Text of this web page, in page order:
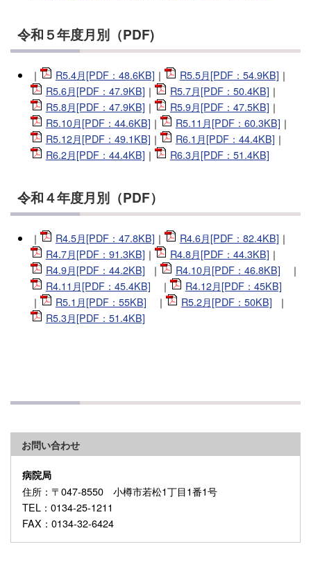
令和５年度月別（PDF)
｜ R5.4月[PDF：48.6KB] ｜ R5.5月[PDF：54.9KB] ｜
R5.6月[PDF：47.9KB] ｜ R5.7月[PDF：50.4KB] ｜
R5.8月[PDF：47.9KB] ｜ R5.9月[PDF：47.5KB] ｜
R5.10月[PDF：44.6KB] ｜ R5.11月[PDF：60.3KB] ｜
R5.12月[PDF：49.1KB] ｜ R6.1月[PDF：44.4KB] ｜
R6.2月[PDF：44.4KB] ｜ R6.3月[PDF：51.4KB]
令和４年度月別（PDF）
｜ R4.5月[PDF：47.8KB] ｜ R4.6月[PDF：82.4KB] ｜
R4.7月[PDF：91.3KB] ｜ R4.8月[PDF：44.3KB] ｜
R4.9月[PDF：44.2KB] ｜ R4.10月[PDF：46.8KB] ｜
R4.11月[PDF：45.4KB] ｜
R4.12月[PDF：45KB]
｜
R5.1月[PDF：55KB] ｜ R5.2月[PDF：50KB] ｜
R5.3月[PDF：51.4KB]
お問い合わせ
病院局
住所 ：〒047-8550 小樽市若松1丁目1番1号
TEL ：0134-25-1211
FAX ：0134-32-6424